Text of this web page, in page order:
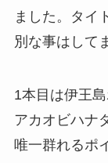
ました。タイ
別な事はして
1本目は伊王
アカオビハナ
唯一群れるポ